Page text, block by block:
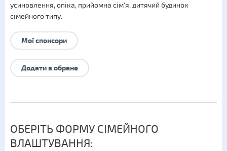
усиновлення,опіка, прийомна сім'я,дитячий будинок
сімейного типу.
Мої спонсори
Додати в обране
ОБЕРІТЬ ФОРМУ СІМЕЙНОГО
ВЛАШТУВАННЯ: